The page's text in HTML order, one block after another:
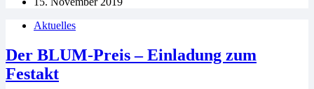
Aktuelles
Der BLUM-Preis – Einladung zum
Festakt